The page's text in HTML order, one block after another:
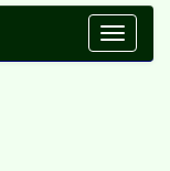
Toggle